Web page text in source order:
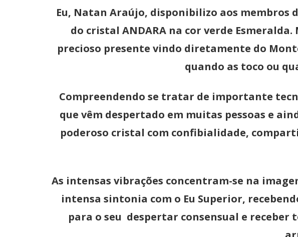
Eu, Natan Araújo, disponibilizo aos membros
do cristal ANDARA na cor verde
precioso presente vindo diretamente do
quando as toco ou
Compreendendo se tratar de importante
que vêm despertado em muitas pessoas e
poderoso cristal com confibialidade,
As intensas vibrações concentram-se na
intensa sintonia com o Eu Superior,
para o seu despertar consensual e receber